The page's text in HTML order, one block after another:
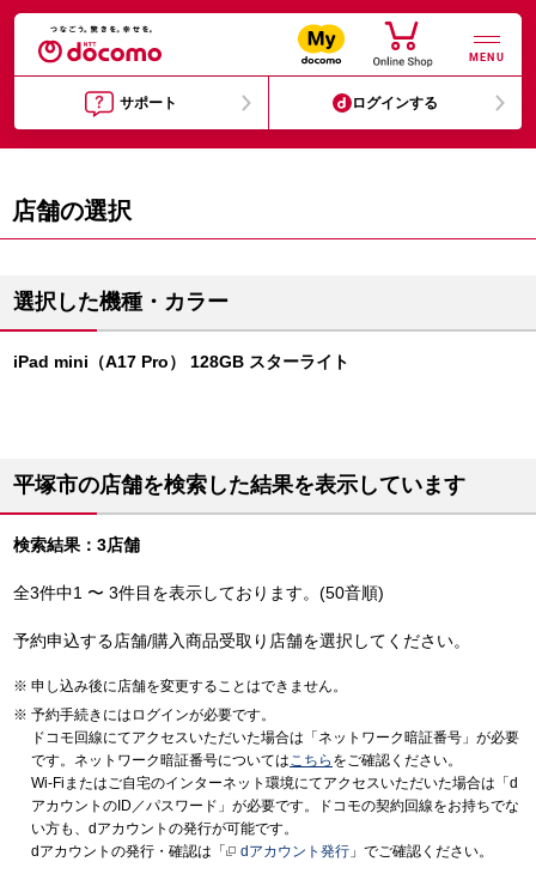
MENU
サポート ログインする
店舗の選択
選択した機種・カラー
iPad mini（A17 Pro） 128GB スターライト
平塚市の店舗を検索した結果を表示しています
検索結果：3店舗
全3件中1 〜 3件目を表示しております。(50音順)
予約申込する店舗/購入商品受取り店舗を選択してください。
申し込み後に店舗を変更することはできません。
予約手続きにはログインが必要です。
ドコモ回線にてアクセスいただいた場合は「ネットワーク暗証番号」が必要
です。ネットワーク暗証番号についてはこちら をご確認ください。
Wi-Fiまたはご自宅のインターネット環境にてアクセスいただいた場合は「d
アカウントのID／パスワード」が必要です。ドコモの契約回線をお持ちでな
い方も、dアカウントの発行が可能です。
dアカウントの発行・確認は「
dアカウント発行 」でご確認ください。